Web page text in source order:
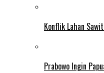
Konflik Lahan
Prabowo Ingin